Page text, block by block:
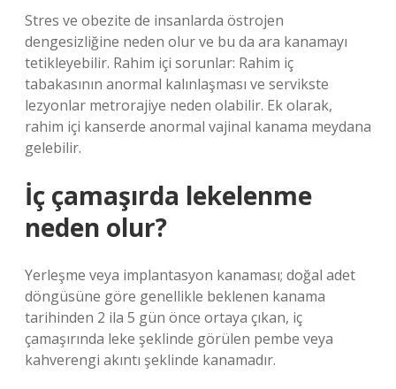
Stres ve obezite de insanlarda östrojen
dengesizliğine neden olur ve bu da ara kanamayı
tetikleyebilir. Rahim içi sorunlar: Rahim iç
tabakasının anormal kalınlaşması ve servikste
lezyonlar metrorajiye neden olabilir. Ek olarak,
rahim içi kanserde anormal vajinal kanama meydana
gelebilir.
İç çamaşırda lekelenme
neden olur?
Yerleşme veya implantasyon kanaması; doğal adet
döngüsüne göre genellikle beklenen kanama
tarihinden 2 ila 5 gün önce ortaya çıkan, iç
çamaşırında leke şeklinde görülen pembe veya
kahverengi akıntı şeklinde kanamadır.